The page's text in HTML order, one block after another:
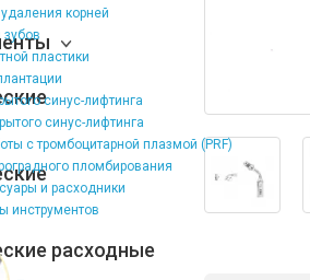
корней
пластики
синус-лифтинга
синус-лифтинга
с тромбоцитарной плазмой (PRF)
пломбирования
и расходники
инструментов
расходные